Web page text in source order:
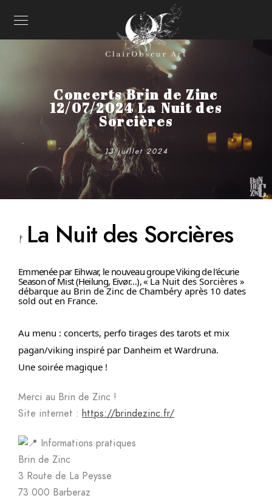
Concerts Brin de Zinc
12/07/2024 La Nuit des
Sorcières
13 juillet 2024
ᚠ La Nuit des Sorcières
Emmenée par Eihwar, le nouveau groupe Viking de l’écurie
Season of Mist (Heilung, Eivør…), «La Nuit des Sorcières»
débarque au Brin de Zinc de Chambéry après 10 dates
sold out en France.
Au menu : concerts, perfo tirages des tarots et mix
pagan/viking inspiré par Danheim et Wardruna.
Une soirée magique !
Merci au Brin de Zinc !
Site internet : https://brindezinc.fr/
Informations pratiques
Brin de Zinc
3 Route de La Peysse
73 000 Barberaz